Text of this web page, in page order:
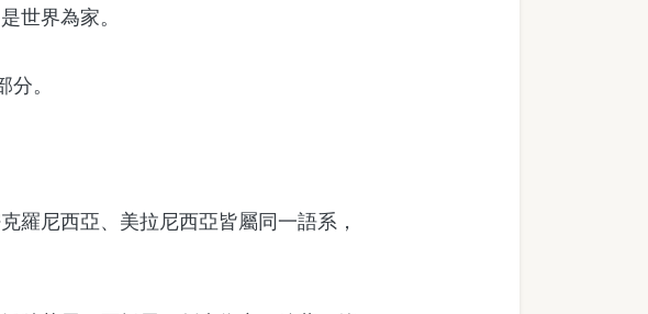
世界為家。
。
尼西亞、美拉尼西亞皆屬同一語系，